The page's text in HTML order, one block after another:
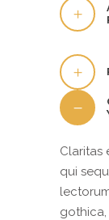
Claritas
qui